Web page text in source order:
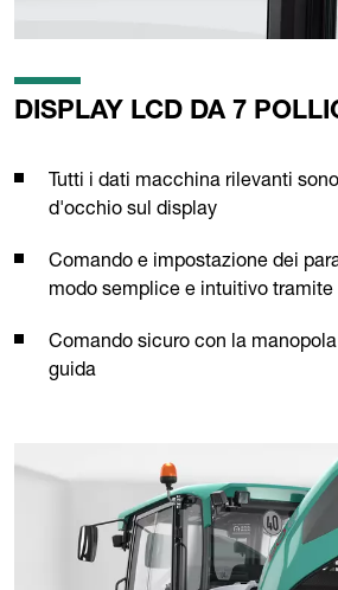
DISPLAY LCD DA 7
Tutti i dati macchina rilevanti
d'occhio sul display
Comando e impostazione dei
modo semplice e intuitivo tramite
Comando sicuro con la
guida